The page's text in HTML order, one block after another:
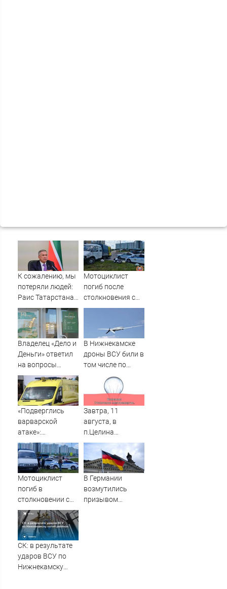
К сожалению, мы
потеряли людей:
Раис Татарстана
об атаке
вражеских БПЛА
по республике
10/08/2026 –
Новости
Мотоциклист
погиб после
столкновения с
«Газелью» в Твери
– Новости Твери и
городов Тверской
области сегодня -
Afanasy.biz –
Тверь ново
Владелец «Дело и
Деньги» ответил
на вопросы
Newsler.ru
В Нижнекамске
дроны ВСУ били в
том числе по
гражданским
объектам -
Новости на
Вести.ru
«Подверглись
варварской
атаке»:
хронология
утренней
трагедии в
Нижнекамске
Завтра, 11
августа, в
п.Целина
отключат
электроэнергию
на 3 улицах
Мотоциклист
погиб в
столкновении с
ГАЗЕлью в Твери
В Германии
возмутились
призывом
СК: в результате
ударов ВСУ по
Нижнекамску